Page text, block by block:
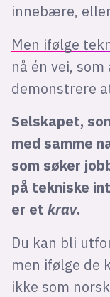
innebære,
Men ifølge
nå én vei,
demonstrere
Selskapet,
med samme
som søker
på tekniske
er et krav.
Du kan bli
men ifølge de
ikke som